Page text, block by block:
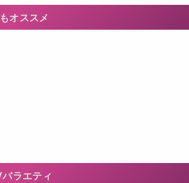
オススメ
ラエティ